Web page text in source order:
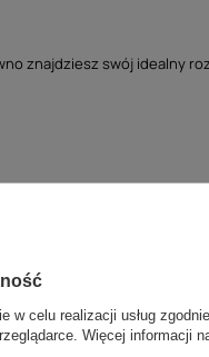
znajdziesz swój idealny
stojącej zmierz łydkę w
Mierz od podłogi
w celu realizacji usług
Więcej informacji